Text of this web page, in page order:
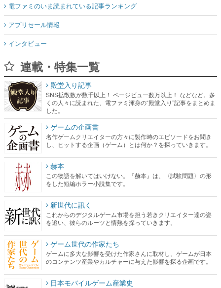
電ファミのいま読まれている記事ランキング
アプリセール情報
インタビュー
連載・特集一覧
殿堂入り記事
SNS拡散数が数千以上！ ページビュー数万以上！ などなど。多
くの人々に読まれた、電ファミ渾身の“殿堂入り”記事をまとめま
した。
ゲームの企画書
名作ゲームクリエイターの方々に製作時のエピソードをお聞き
し、ヒットする企画（ゲーム）とは何か？を探っていきます。
赫本
この物語を解いてはいけない。『赫本』は、〈試験問題〉の形
をした短編ホラー小説集です。
新世代に訊く
これからのデジタルゲーム市場を担う若きクリエイター達の姿
を追い、彼らのルーツと情熱を探っていきます。
ゲーム世代の作家たち
ゲームに多大な影響を受けた作家さんに取材し、ゲームが日本
のコンテンツ産業やカルチャーに与えた影響を探る企画です。
日本モバイルゲーム産業史